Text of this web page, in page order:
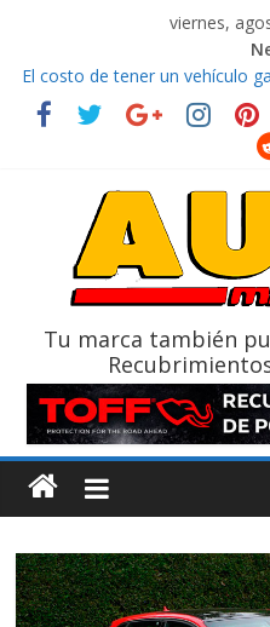
viernes,
El costo de tener un vehículo
decidir
Ultima película ‘Spider‑Man:
La Vuelta al Ecuador 2026,
La FEDAK recibe 12 Sinotruk
Tu marca también